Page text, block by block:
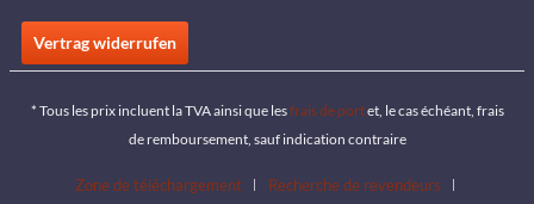
Vertrag widerrufen
* Tous les prix incluent la TVA ainsi que lesfrais de portet, le cas échéant, frais
de remboursement, sauf indication contraire
Zone de téléchargement
Recherche de revendeurs